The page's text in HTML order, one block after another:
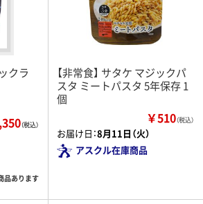
クラ
品あります
【非常食】 サタケ マジックパ
スタ ミートパスタ 5年保存 1
個
￥510（税込）
お届け日：8月11日（火）
アスクル在庫商品